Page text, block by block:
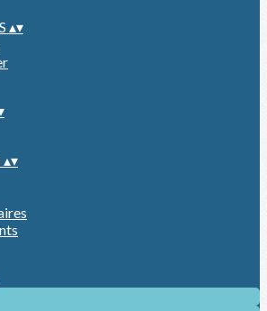
▴▾
▴▾